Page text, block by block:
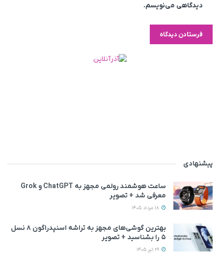
دیدگاهی می‌نویسم.
پیشنهادی
ساعت هوشمند رولمی مجهز به ChatGPT و Grok
معرفی شد + تصویر
بهترین گوشی‌های مجهز به تراشه اسنپدراگون ۸ نسل
۵ را بشناسید + تصویر